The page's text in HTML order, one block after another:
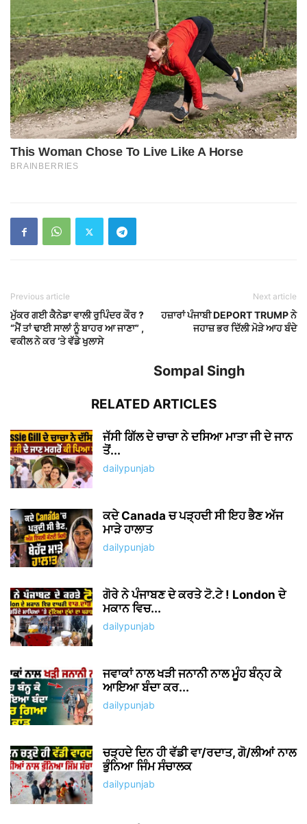
Previous article
ਮੁੱਕਰ ਗਈ ਕੈਨੇਡਾ ਵਾਲੀ ਰੁਪਿੰਦਰ ਕੌਰ ?
“ਮੈਂ ਤਾਂ ਢਾਈ ਸਾਲਾਂ ਨੂੰ ਬਾਹਰ ਆ ਜਾਣਾ” ,
ਵਕੀਲ ਨੇ ਕਰ ‘ਤੇ ਵੱਡੇ ਖੁਲਾਸੇ
Next article
ਹਜ਼ਾਰਾਂ ਪੰਜਾਬੀ DEPORT TRUMP ਨੇ
ਜਹਾਜ਼ ਭਰ ਦਿੱਲੀ ਮੋੜੇ ਆਹ ਬੰਦੇ
Sompal Singh
RELATED ARTICLES
ਜੱਸੀ ਗਿੱਲ ਦੇ ਚਾਚਾ ਨੇ ਦਸਿਆ ਮਾਤਾ ਜੀ ਦੇ ਜਾਨ
ਤੋਂ...
dailypunjab
ਕਦੇ Canada ਚ ਪੜ੍ਹਦੀ ਸੀ ਇਹ ਭੈਣ ਅੱਜ
ਮਾੜੇ ਹਾਲਾਤ
dailypunjab
ਗੋਰੇ ਨੇ ਪੰਜਾਬਣ ਦੇ ਕਰਤੇ ਟੋ.ਟੇ ! London ਦੇ
ਮਕਾਨ ਵਿਚ...
dailypunjab
ਜਵਾਕਾਂ ਨਾਲ ਖੜੀ ਜਨਾਨੀ ਨਾਲ ਮੂੰਹ ਬੰਨ੍ਹ ਕੇ
ਆਇਆ ਬੰਦਾ ਕਰ...
dailypunjab
ਚੜ੍ਹਦੇ ਦਿਨ ਹੀ ਵੱਡੀ ਵਾ/ਰਦਾਤ, ਗੋ/ਲੀਆਂ ਨਾਲ
ਭੁੰਨਿਆ ਜਿੰਮ ਸੰਚਾਲਕ
dailypunjab